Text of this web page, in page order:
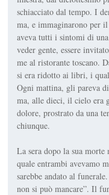
schiacciato dal tempo. I
ma, e immaginarono per
aveva tutti i sintomi di
veder gente, essere
me al ristorante toscano.
si era ridotto ai libri, i
Ogni mattina, gli pa­reva
ma, alle dieci, il cielo era
dolore, prostrato da una
chiunque.
La sera dopo la sua
quale entrambi avevamo
sarebbe andato al
non si può manca­re”. Il